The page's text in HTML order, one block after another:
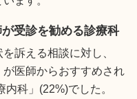
が受診を勧める診療科
訴える相談に対し、
医師からおすすめされ
科」(22%)でした。